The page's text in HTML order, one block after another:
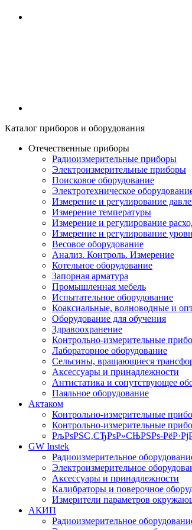
Каталог приборов и оборудования
Отечественные приборы
Радиоизмерительные приборы
Электроизмерительные приборы
Поисковое оборудование
Электротехническое
Измерение и регулирование
Измерение температуры
Измерение и регулирование
Измерение и регулирование
Весовое оборудование
Анализ. Контроль. Измерение
Котельное оборудование
Запорная арматура
Промышленная мебель
Испытательное оборудование
Коаксиальные, волноводные и
Оборудование для обучения
Здравоохранение
Контрольно-измерительные
Лабораторное оборудование
Сельсины, вращающиеся
Аксессуары и принадлежности
Антистатика и сопутствующее
Паяльное оборудование
Актаком
Контрольно-измерительные
Контрольно-измерительные
РљРѕРЅС‚СЂРѕР»СЊРЅРѕ-
GW Instek
Радиоизмерительное
Электроизмерительное
Аксессуары и принадлежности
Калибраторы и поверочное
Измерители параметров
АКИП
Радиоизмерительное